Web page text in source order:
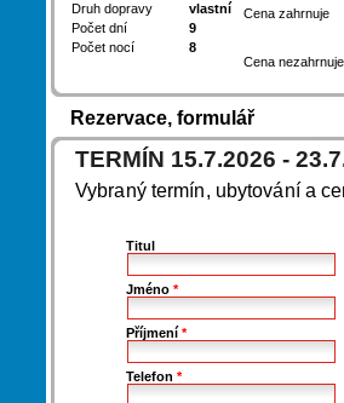
Druh dopravy
vlastní
Počet dní
9
Počet nocí
8
Cena zahrnuje
Cena nezahrnuje
Rezervace, formulář
TERMÍN 15.7.2026 -
Vybraný termín, ubytování a
Titul
Jméno*
Příjmení*
Telefon*